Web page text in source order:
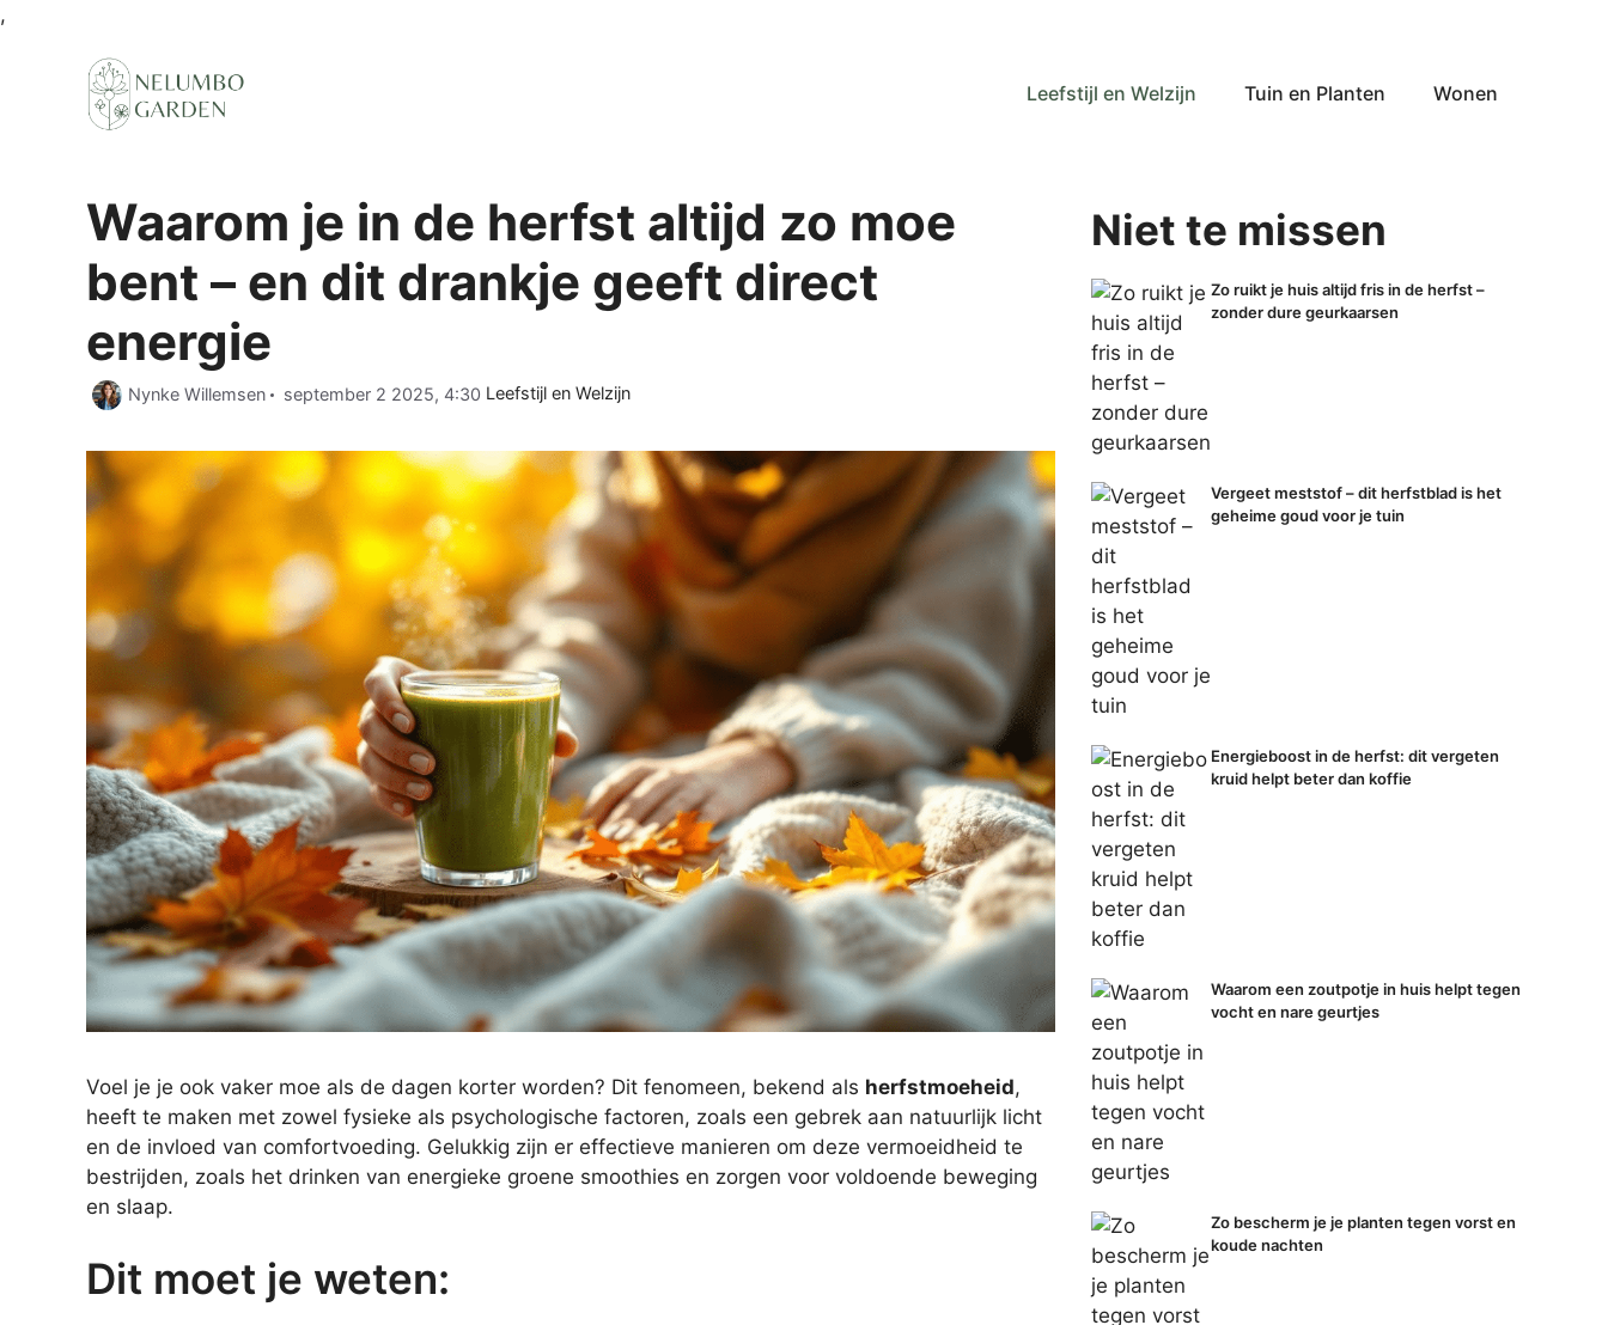
,
Leefstijl en Welzijn Tuin en Planten Wonen
Waarom je in de herfst altijd zo moe
bent – en dit drankje geeft direct
energie
Nynke Willemsen september 2 2025, 4:30 Categorieën
Leefstijl en Welzijn
Voel je je ook vaker moe als de dagen korter worden? Dit fenomeen, bekend als herfstmoeheid,
heeft te maken met zowel fysieke als psychologische factoren, zoals een gebrek aan natuurlijk licht
en de invloed van comfortvoeding. Gelukkig zijn er effectieve manieren om deze vermoeidheid te
bestrijden, zoals het drinken van energieke groene smoothies en zorgen voor voldoende beweging
en slaap.
Dit moet je weten:
Niet te missen
Zo ruikt je huis altijd fris in de herfst –
zonder dure geurkaarsen
Vergeet meststof – dit herfstblad is het
geheime goud voor je tuin
Energieboost in de herfst: dit vergeten
kruid helpt beter dan koffie
Waarom een zoutpotje in huis helpt tegen
vocht en nare geurtjes
Zo bescherm je je planten tegen vorst en
koude nachten